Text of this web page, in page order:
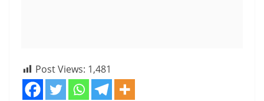
Post Views: 1,481